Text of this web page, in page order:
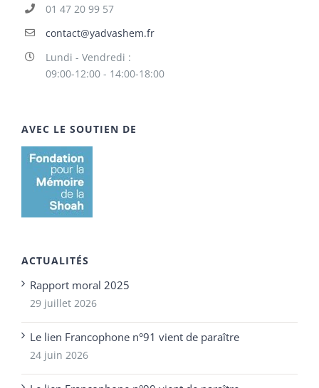
01 47 20 99 57
contact@yadvashem.fr
Lundi - Vendredi :
09:00-12:00 - 14:00-18:00
AVEC LE SOUTIEN DE
ACTUALITÉS
Rapport moral 2025
29 juillet 2026
Le lien Francophone n°91 vient de paraître
24 juin 2026